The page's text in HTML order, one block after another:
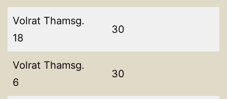
Volrat Thamsg.
18
30
Volrat Thamsg.
6
30